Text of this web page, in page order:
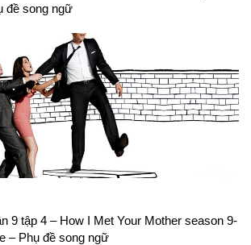
đề song ngữ
9 tập 4 – How I Met Your Mother season 9-
– Phụ đề song ngữ